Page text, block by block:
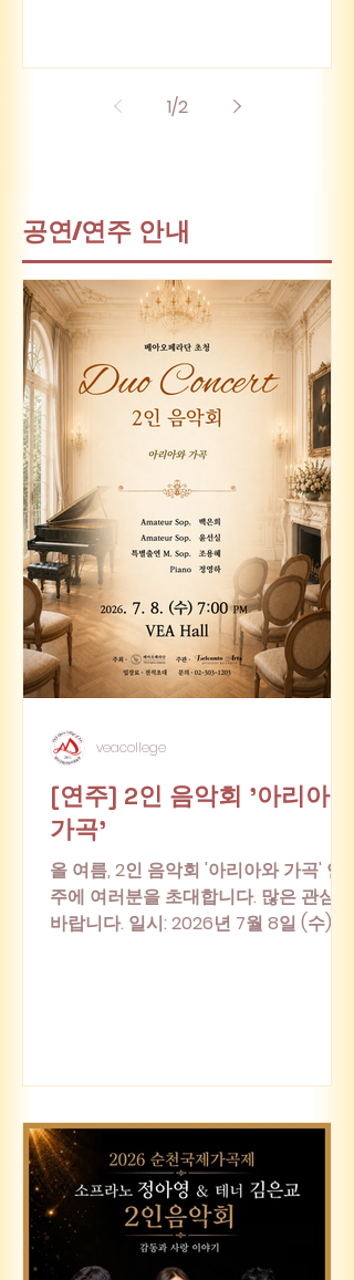
이번 협약은 전문 공연예술단체와 교육·
제작 기반 예술기관이 협력하여 공동 기
획 공연, 신작 개발, 예술인 양성, 지역 문
문화예술교육 분야 및 산업 정보의 정보
교류 및 협력 ▲교육과정 개발, 교재 공
동 연구, 경영 및 전문 인력 양성을 위한
교육 협력 ▲공연·워크숍·마스터클래스
등 예술 프로그램의 공동 제작, 주최(주
관) 참여 및 협력 ▲양 기관이 보유한 시
설, 장비, 연습실 등 공용장비를 포함하
여 인적·물적 자원의 상호 활용을
1/2
​공연/연주 안내
[연주] 2인 음악회 '아리아와
가곡'
올 여름, 2인 음악회 '아리아와 가곡' 연
주에 여러분을 초대합니다. 많은 관심
바랍니다. 일시: 2026년 7월 8일 (수) 저
veacollege